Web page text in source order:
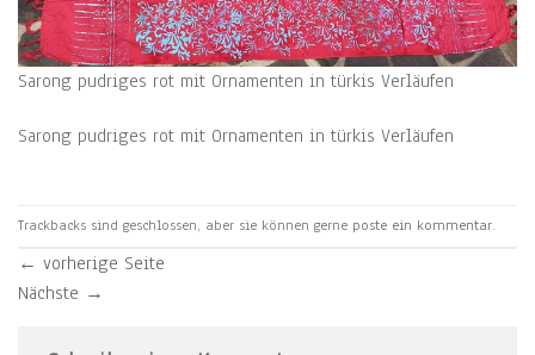
Sarong pudriges rot mit Ornamenten in türkis Verläufen
Sarong pudriges rot mit Ornamenten in türkis Verläufen
Trackbacks sind geschlossen, aber sie können gerne poste ein kommentar.
← vorherige Seite
Nächste →